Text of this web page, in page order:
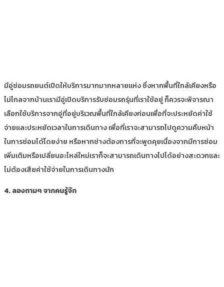
มีอู่ซ่อมรถยนต์เปิดให้บริการมากมากหลายแห่ง ซึ่งหากพื้นที่ใกล้เคียงหรือ
ไม่ไกลจากบ้านเรามีอู่เปิดบริการรับซ่อมรถรุ่นที่เราใช้อยู่ ก็ควรจะพิจารณา
เลือกใช้บริการจากอู่ที่อยู่บริเวณพื้นที่ใกล้เคียงก่อนเพื่อที่จะประหยัดค่าใช้
จ่ายและประหยัดเวลาในการเดินทาง เพื่อที่เราจะสามารถไปดูความคืบหน้า
ในการซ่อมได้โดยง่าย หรือหากช่างต้องการที่จะพูดคุยเนื่องจากมีการซ่อม
เพิ่มเติมหรือเปลี่ยนอะไหล่ใหม่เราก็จะสามารถเดินทางไปได้อย่างสะดวกและ
ไม่ต้องเสียค่าใช้จ่ายในการเดินทางนัก
4. ลองถามๆ จากคนรู้จัก